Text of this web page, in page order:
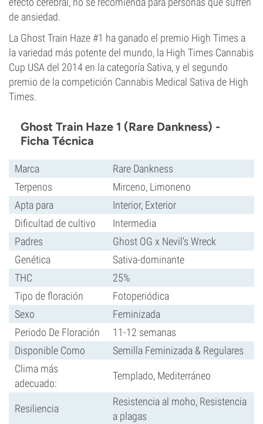
de ansiedad.
La Ghost Train Haze #1 ha ganado el premio High Times a
la variedad más potente del mundo, la High Times Cannabis
Cup USA del 2014 en la categoría Sativa, y el segundo
premio de la competición Cannabis Medical Sativa de High
Times.
Ghost Train Haze 1 (Rare Dankness) -
Ficha Técnica
Marca
Rare Dankness
Terpenos
Mirceno, Limoneno
Apta para
Interior, Exterior
Dificultad de cultivo
Intermedia
Padres
Ghost OG x Nevil's Wreck
Genética
Sativa-dominante
THC
25%
Tipo de floración
Fotoperiódica
Sexo
Feminizada
Periodo De Floración
11-12 semanas
Disponible Como
Semilla Feminizada & Regulares
Clima más
adecuado:
Templado, Mediterráneo
Resiliencia
Resistencia al moho, Resistencia
a plagas